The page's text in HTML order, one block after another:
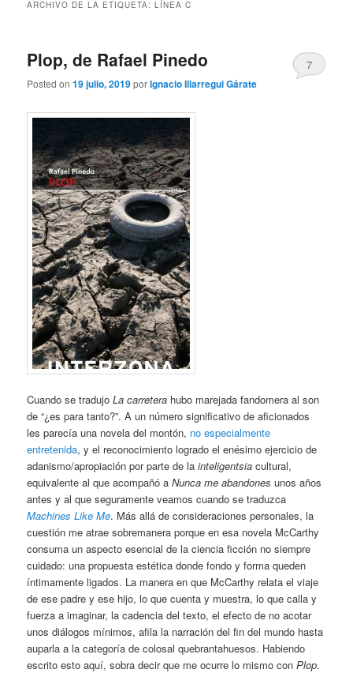
ARCHIVO DE LA ETIQUETA:LÍNEA C
Plop, de Rafael Pinedo
Posted on19 julio, 2019porIgnacio Illarregui Gárate
7
Cuando se tradujoLa carretera hubo marejada fandomera al son
de “¿es para tanto?”. A un número significativo de aficionados
les parecía una novela del montón, no especialmente
entretenida, y el reconocimiento logrado el enésimo ejercicio de
adanismo/apropiación por parte de lainteligentsia cultural,
equivalente al que acompañó aNunca me abandones unos años
antes y al que seguramente veamos cuando se traduzca
Machines Like Me. Más allá de consideraciones personales, la
cuestión me atrae sobremanera porque en esa novela McCarthy
consuma un aspecto esencial de la ciencia ficción no siempre
cuidado: una propuesta estética donde fondo y forma queden
íntimamente ligados. La manera en que McCarthy relata el viaje
de ese padre y ese hijo, lo que cuenta y muestra, lo que calla y
fuerza a imaginar, la cadencia del texto, el efecto de no acotar
unos diálogos mínimos, afila la narración del fin del mundo hasta
auparla a la categoría de colosal quebrantahuesos. Habiendo
escrito esto aquí, sobra decir que me ocurre lo mismo conPlop.